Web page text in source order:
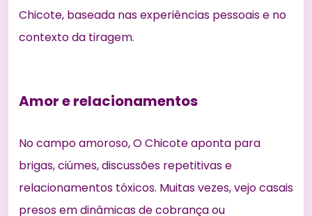
Chicote, baseada nas experiências pessoais e no
contexto da tiragem.
Amor e relacionamentos
No campo amoroso, O Chicote aponta para
brigas, ciúmes, discussões repetitivas e
relacionamentos tóxicos. Muitas vezes, vejo casais
presos em dinâmicas de cobrança ou